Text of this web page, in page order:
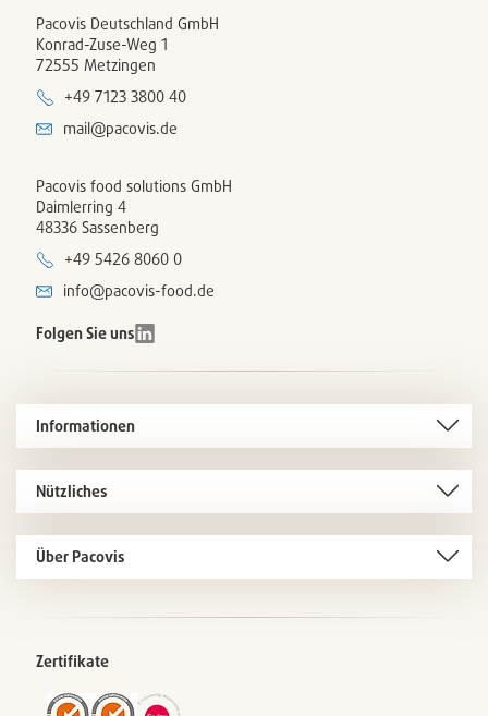
Pacovis Deutschland GmbH
Konrad-Zuse-Weg 1
72555 Metzingen
+49 7123 3800 40
mail@pacovis.de
Pacovis food solutions GmbH
Daimlerring 4
48336 Sassenberg
+49 5426 8060 0
info@pacovis-food.de
Folgen Sie uns
Informationen
Nützliches
Über Pacovis
Zertifikate